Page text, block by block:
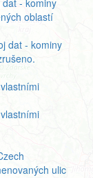
dat - kominy
oblastí
dat - kominy
ulic